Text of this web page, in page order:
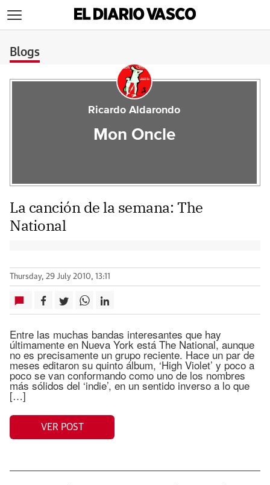
Blogs
Ricardo Aldarondo
Mon Oncle
La canción de la semana: The
National
Thursday, 29 July 2010, 13:11
Entre las muchas bandas interesantes que hay
últimamente en Nueva York está The National, aunque
no es precisamente un grupo reciente. Hace un par de
meses editaron su quinto álbum, ‘High Violet’ y poco a
poco se van conformando como uno de los nombres
más sólidos del ‘indie’, en un sentido inverso a lo que
[…]
VER POST